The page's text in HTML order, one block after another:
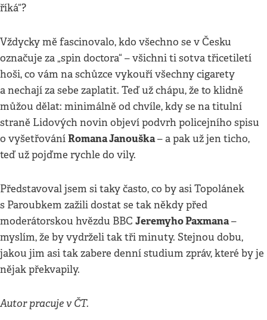
říká“?
Vždycky mě fascinovalo, kdo všechno se v Česku
označuje za „spin doctora“ – všichni ti sotva třicetiletí
hoši, co vám na schůzce vykouří všechny cigarety
a nechají za sebe zaplatit. Teď už chápu, že to klidně
můžou dělat: minimálně od chvíle, kdy se na titulní
straně Lidových novin objeví podvrh policejního spisu
o vyšetřováníRomana Janouška– a pak už jen ticho,
teď už pojďme rychle do vily.
Představoval jsem si taky často, co by asi Topolánek
s Paroubkem zažili dostat se tak někdy před
moderátorskou hvězdu BBC Jeremyho Paxmana–
myslím, že by vydrželi tak tři minuty. Stejnou dobu,
jakou jim asi tak zabere denní studium zpráv, které by je
nějak překvapily.
Autor pracuje v ČT.